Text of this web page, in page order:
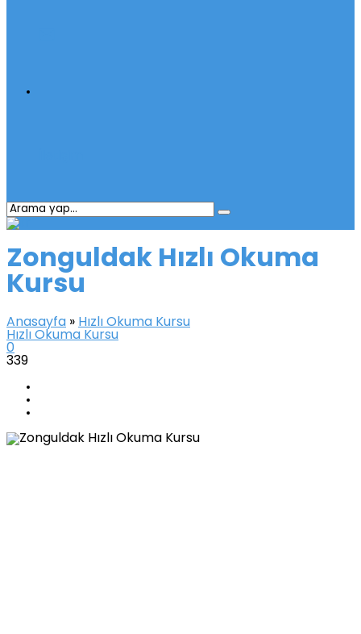
Zonguldak Hızlı Okuma
Kursu
Anasayfa » Hızlı Okuma Kursu
Hızlı Okuma Kursu
0
339